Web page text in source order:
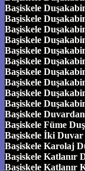
Başiskele
Başiskele
Başiskele
Başiskele
Başiskele
Başiskele
Başiskele
Başiskele
Başiskele
Başiskele
Başiskele
Başiskele Füme
Başiskele İki Duvar
Başiskele Karolaj
Başiskele Katlanır
Başiskele Katlanır